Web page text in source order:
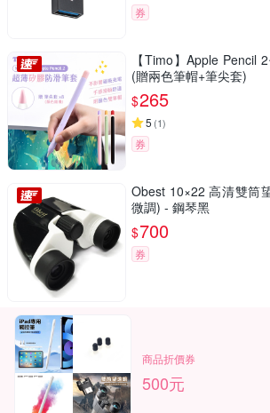
券
【Timo】Apple Pencil
(贈兩色筆帽+筆尖套)
$265
5 (1)
券
Obest 10×22 高清雙筒
微調) - 鋼琴黑
$700
券
商品折價券
500元